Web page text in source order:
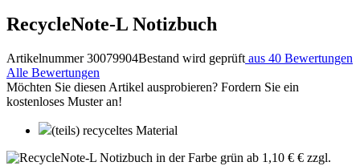
RecycleNote-L Notizbuch
Artikelnummer 30079904Bestand wird geprüft aus 40 Bewertungen
Alle Bewertungen
Möchten Sie diesen Artikel ausprobieren? Fordern Sie ein
kostenloses Muster an!
(teils) recyceltes Material